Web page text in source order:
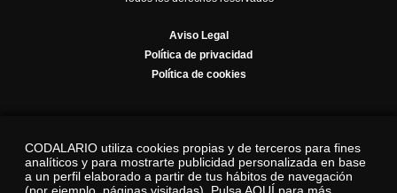
Aviso Legal
Política de privacidad
Política de cookies
CODALARIO utiliza cookies propias y de terceros para fines
analíticos y para mostrarte publicidad personalizada en base
a un perfil elaborado a partir de tus hábitos de navegación